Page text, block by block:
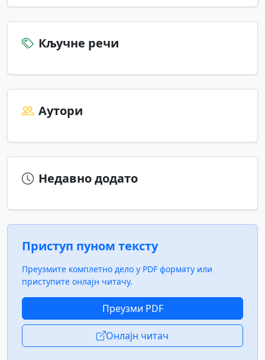
Кључне речи
Аутори
Недавно додато
Приступ пуном тексту
Преузмите комплетно дело у PDF формату или
приступите онлајн читачу.
Преузми PDF
Онлајн читач